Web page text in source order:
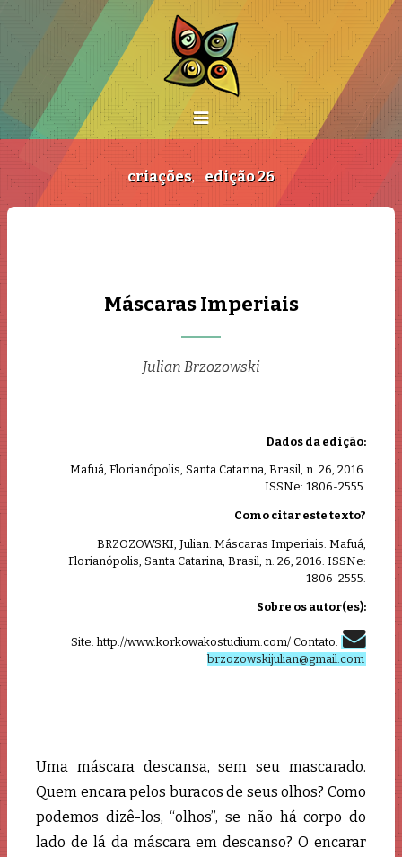
criações, edição 26
Máscaras Imperiais
Julian Brzozowski
Dados da edição:
Mafuá, Florianópolis, Santa Catarina, Brasil, n. 26, 2016.
ISSNe: 1806-2555.
Como citar este texto?
BRZOZOWSKI, Julian. Máscaras Imperiais. Mafuá,
Florianópolis, Santa Catarina, Brasil, n. 26, 2016. ISSNe:
1806-2555.
Sobre os autor(es):
Site: http://www.korkowakostudium.com/ Contato:
brzozowskijulian@gmail.com
Uma máscara descansa, sem seu mascarado.
Quem encara pelos buracos de seus olhos? Como
podemos dizê-los, “olhos”, se não há corpo do
lado de lá da máscara em descanso? O encarar